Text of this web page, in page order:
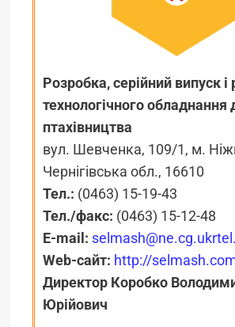
Розробка, серійний випуск і
технологічного обладнання
птахівництва
вул. Шевченка, 109/1, м.
Чернігівська обл., 16610
Тел.: (0463) 15-19-43
Тел./факс: (0463) 15-12-48
E-mail:
Web-сайт: http://
Директор Коробко
Юрійович